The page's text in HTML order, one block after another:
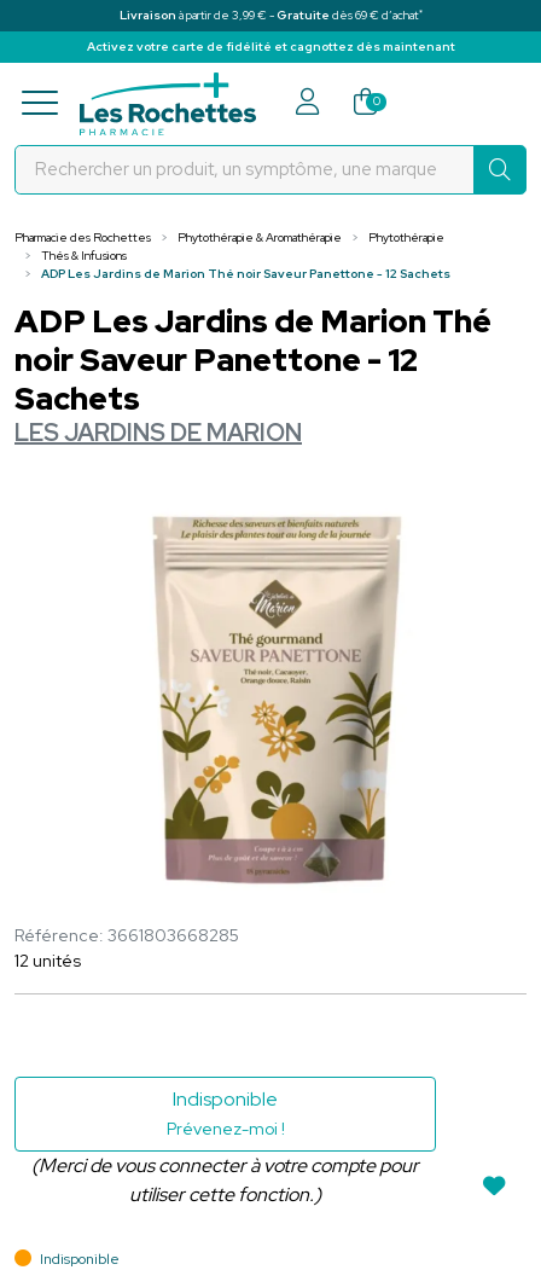
Livraison à partir de 3,99 € -Gratuite dès 69 € d’achat*
Activez votre carte de fidélité et cagnottez dès maintenant
Pharmacie des Rochettes Votre
0
Pharmacie des Rochettes Phytothérapie & Aromathérapie
Phytothérapie
Thés & Infusions
ADP Les Jardins de Marion Thé noir Saveur Panettone - 12 Sachets
ADP Les Jardins de Marion Thé
noir Saveur Panettone - 12
Sachets
LES JARDINS DE MARION
Référence: 3661803668285
12 unités
Indisponible
Prévenez-moi !
(Merci de vous connecter à votre compte pour
utiliser cette fonction.)
Indisponible